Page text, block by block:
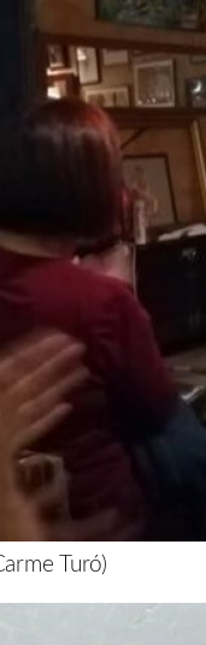
Turó)